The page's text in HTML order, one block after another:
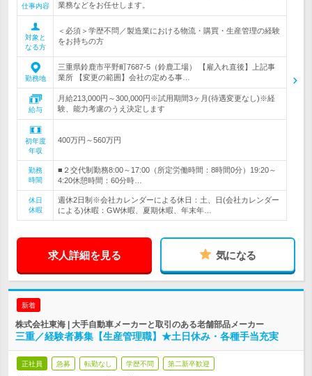
仕事内容
業務などをお任せします。
対象と
なる方
＜必須＞学歴不問／製造業における物流・購買・生産管理の経験
をお持ちの方
勤務地
三重県鈴鹿市平野町7687-5（鈴鹿工場） 【雇入れ直後】上記事
業所 【変更の範囲】会社の定める事…
給与
月給213,000円～300,000円※試用期間3ヶ月(待遇変更なし)※経
験、能力考慮のうえ決定します
初年度
年収
400万円～560万円
勤務
時間
■２交代制勤務8:00～17:00（所定労働時間：8時間0分）19:20～
4:20休憩時間：60分時…
休日
休暇
週休2日制※会社カレンダーによる休日：土、日(会社カレンダー
による)休暇：GW休暇、夏期休暇、年末年…
求人詳細を見る 気になる
新着
株式会社東海 | 大手自動車メーカーと取引のある老舗部品メーカー
三重／経験者募集【生産管理職】★土日休み・各種手当充実
正社員 急募 転勤なし 学歴不問 第二新卒歓迎